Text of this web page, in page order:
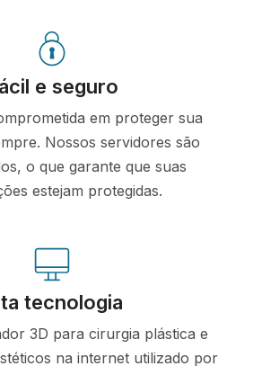
e seguro
em proteger sua
Nossos servidores são
o que garante que suas
estejam protegidas.
tecnologia
3D para cirurgia plástica e
na internet utilizado por